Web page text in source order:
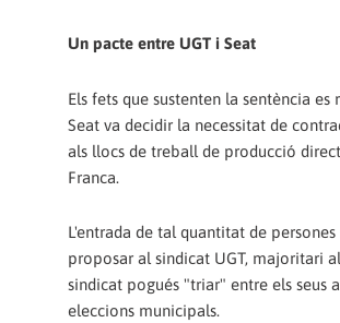
Un pacte entre UGT i Seat
Els fets que sustenten la sentència
Seat va decidir la necessitat de
als llocs de treball de producció
Franca.
L'entrada de tal quantitat de
proposar al sindicat UGT, majoritari
sindicat pogués "triar" entre els seus
eleccions municipals.